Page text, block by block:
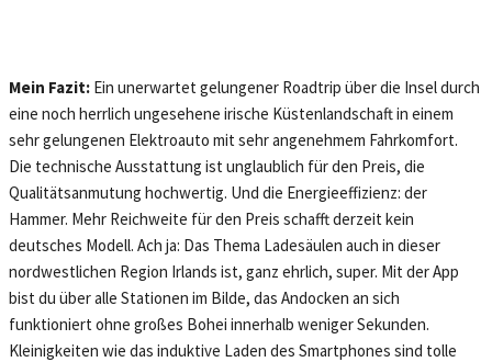
Mein Fazit: Ein unerwartet gelungener Roadtrip über die Insel durch
eine noch herrlich ungesehene irische Küstenlandschaft in einem
sehr gelungenen Elektroauto mit sehr angenehmem Fahrkomfort.
Die technische Ausstattung ist unglaublich für den Preis, die
Qualitätsanmutung hochwertig. Und die Energieeffizienz: der
Hammer. Mehr Reichweite für den Preis schafft derzeit kein
deutsches Modell. Ach ja: Das Thema Ladesäulen auch in dieser
nordwestlichen Region Irlands ist, ganz ehrlich, super. Mit der App
bist du über alle Stationen im Bilde, das Andocken an sich
funktioniert ohne großes Bohei innerhalb weniger Sekunden.
Kleinigkeiten wie das induktive Laden des Smartphones sind tolle